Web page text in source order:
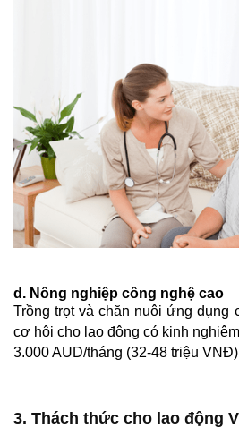
d. Nông nghiệp công nghệ cao
Trồng trọt và chăn nuôi ứng dụng
cơ hội cho lao động có kinh
3.000 AUD/tháng (32-48 triệu
3. Thách thức cho lao động